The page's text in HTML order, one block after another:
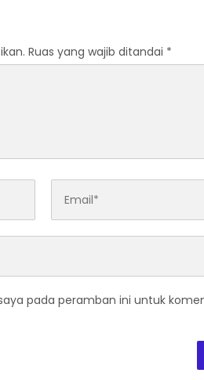
Ruas yang wajib ditandai *
pada peramban ini untuk